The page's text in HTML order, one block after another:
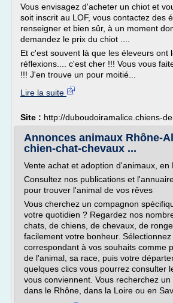
Vous envisagez d'acheter un chiot et
soit inscrit au LOF, vous contactez des
renseigner et bien sûr, à un moment
demandez le prix du chiot ....
Et c'est souvent là que les éleveurs ont
réflexions.... c'est cher !!! Vous vous
!!! J'en trouve un pour moitié...
Lire la suite
Site : http://duboudoiramalice.chiens-
Annonces animaux Rhône-
chien-chat-chevaux ...
Vente achat et adoption d'animaux, en
Consultez nos publications et
pour trouver l'animal de vos rêves
Vous cherchez un compagnon
votre quotidien ? Regardez nos
chats, de chiens, de chevaux, de
facilement votre bonheur.
correspondant à vos souhaits comme
de l'animal, sa race, puis votre
quelques clics vous pourrez consulter
vous conviennent. Vous recherchez
dans le Rhône, dans la Loire ou en